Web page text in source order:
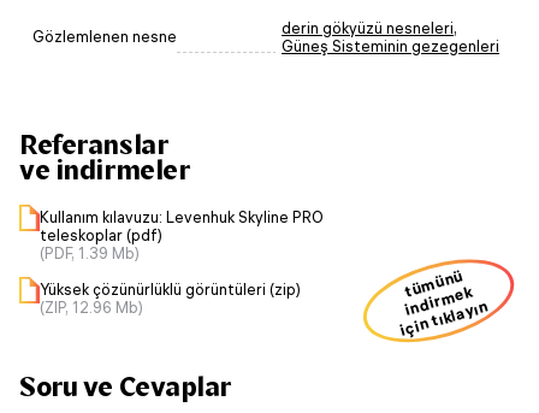
Gözlemlenen nesne derin gökyüzü nesneleri,
Güneş Sisteminin gezegenleri
Referanslar
ve indirmeler
Kullanım kılavuzu: Levenhuk Skyline PRO
teleskoplar (pdf)
(PDF, 1.39 Mb)
Yüksek çözünürlüklü görüntüleri (zip)
(ZIP, 12.96 Mb)
t
ü
m
ü
n
ü
i
n
dir
m
ek
için tıklayın
Soru ve Cevaplar